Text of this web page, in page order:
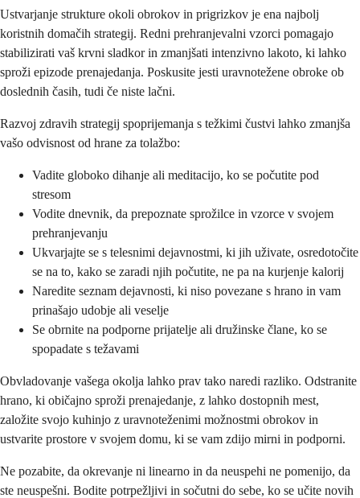
Ustvarjanje strukture okoli obrokov in prigrizkov je ena najbolj
koristnih domačih strategij. Redni prehranjevalni vzorci pomagajo
stabilizirati vaš krvni sladkor in zmanjšati intenzivno lakoto, ki lahko
sproži epizode prenajedanja. Poskusite jesti uravnotežene obroke ob
doslednih časih, tudi če niste lačni.
Razvoj zdravih strategij spoprijemanja s težkimi čustvi lahko zmanjša
vašo odvisnost od hrane za tolažbo:
Vadite globoko dihanje ali meditacijo, ko se počutite pod
stresom
Vodite dnevnik, da prepoznate sprožilce in vzorce v svojem
prehranjevanju
Ukvarjajte se s telesnimi dejavnostmi, ki jih uživate, osredotočite
se na to, kako se zaradi njih počutite, ne pa na kurjenje kalorij
Naredite seznam dejavnosti, ki niso povezane s hrano in vam
prinašajo udobje ali veselje
Se obrnite na podporne prijatelje ali družinske člane, ko se
spopadate s težavami
Obvladovanje vašega okolja lahko prav tako naredi razliko. Odstranite
hrano, ki običajno sproži prenajedanje, z lahko dostopnih mest,
založite svojo kuhinjo z uravnoteženimi možnostmi obrokov in
ustvarite prostore v svojem domu, ki se vam zdijo mirni in podporni.
Ne pozabite, da okrevanje ni linearno in da neuspehi ne pomenijo, da
ste neuspešni. Bodite potrpežljivi in sočutni do sebe, ko se učite novih